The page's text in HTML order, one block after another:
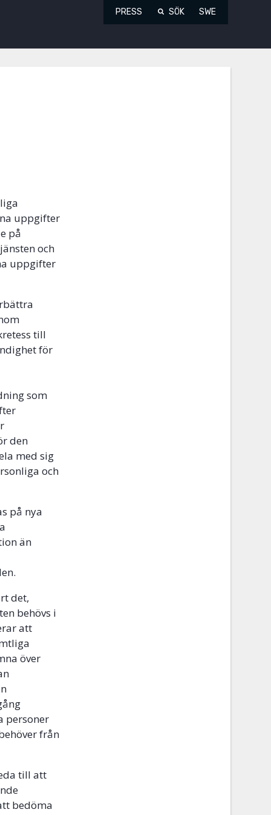
PRESS SÖK SWE
uppgifter
på
och
uppgifter
till
för
som
den
med sig
och
på nya
än
det,
behövs i
att
över
personer
från
till att
bedöma